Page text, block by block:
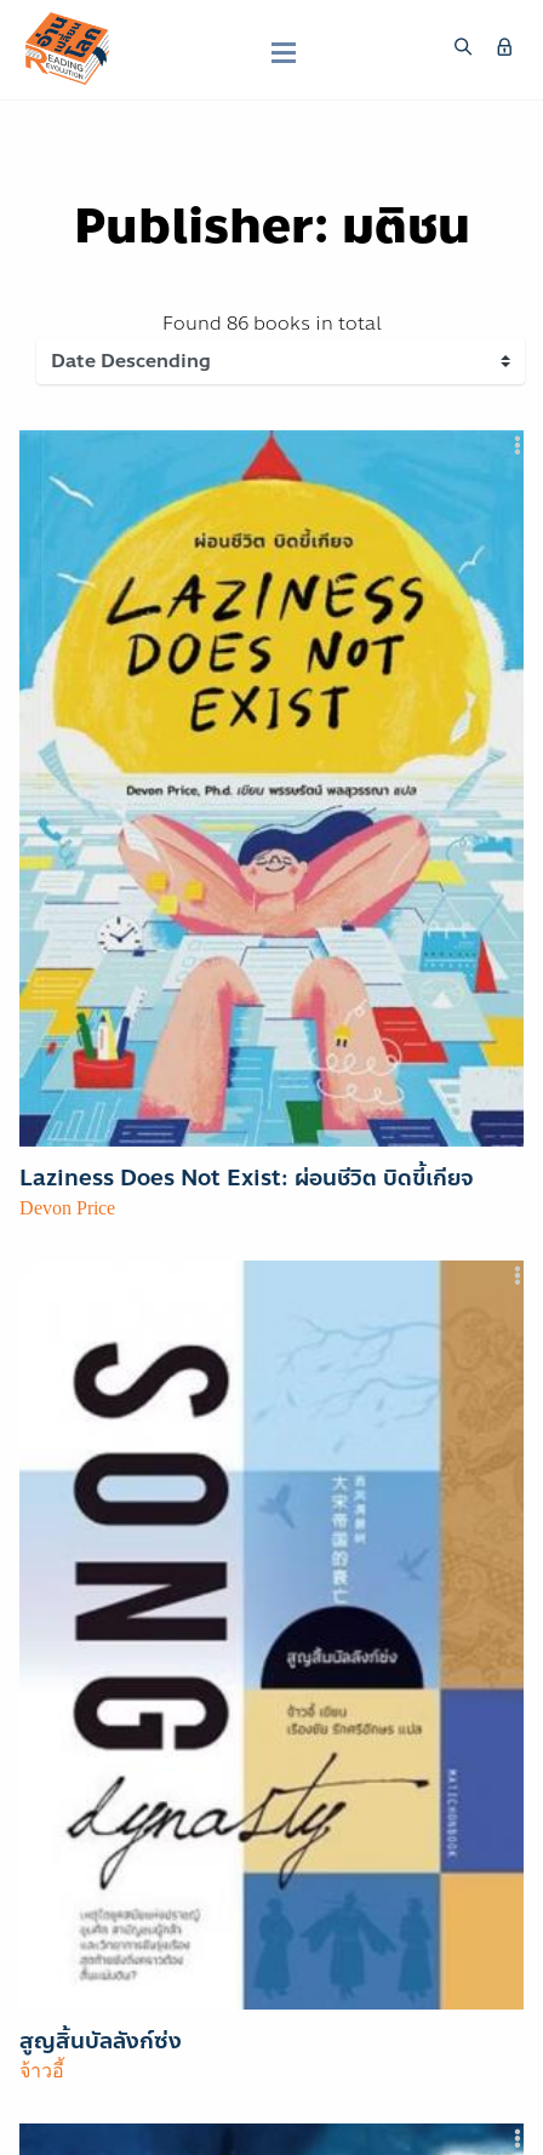
Publisher: มติชน
Found 86 books in total
Laziness Does Not Exist: ผ่อนชีวิต บิดขี้เกียจ
Devon Price
สูญสิ้นบัลลังก์ซ่ง
จ้าวอี้